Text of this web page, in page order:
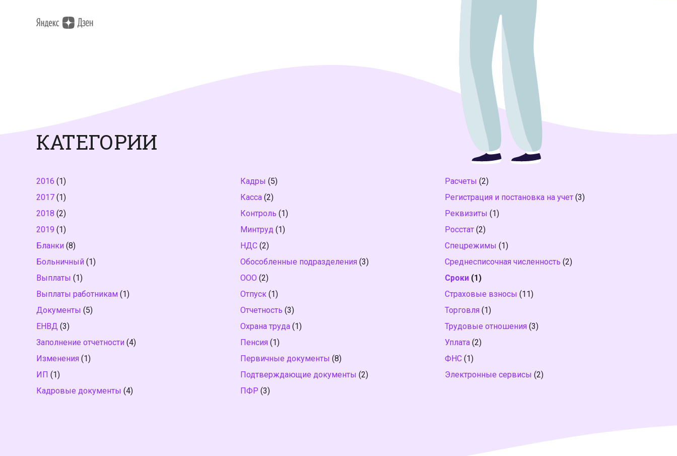
КАТЕГОРИИ
2016 (1)
2017 (1)
2018 (2)
2019 (1)
Бланки (8)
Больничный (1)
Выплаты (1)
Выплаты работникам (1)
Документы (5)
ЕНВД (3)
Заполнение отчетности (4)
Изменения (1)
ИП (1)
Кадровые документы (4)
Кадры (5)
Касса (2)
Контроль (1)
Минтруд (1)
НДС (2)
Обособленные подразделения (3)
ООО (2)
Отпуск (1)
Отчетность (3)
Охрана труда (1)
Пенсия (1)
Первичные документы (8)
Подтверждающие документы (2)
ПФР (3)
Расчеты (2)
Регистрация и постановка на учет(3)
Реквизиты (1)
Росстат(2)
Спецрежимы (1)
Среднесписочная численность (2)
Сроки(1)
Страховые взносы (11)
Торговля (1)
Трудовые отношения (3)
Уплата(2)
ФНС(1)
Электронные сервисы (2)